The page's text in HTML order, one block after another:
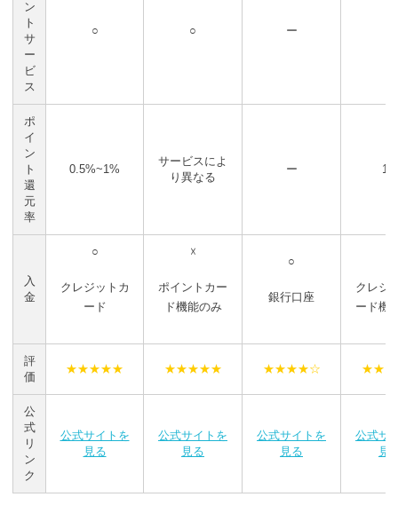
ン
ト
サ
ー
ビ
ス
○ ○ ー
ポ
イ
ン
ト
還
元
率
0.5%~1%
サービスによ
り異なる
ー 1%
入
金
○
クレジットカ
ード
☓
ポイントカー
ド機能のみ
○
銀行口座
クレジ
ード機
評
価
★★★★★ ★★★★★ ★★★★☆
公
式
リ
ン
ク
公式サイトを
見る
公式サイトを
見る
公式サイトを
見る
公式サ
見